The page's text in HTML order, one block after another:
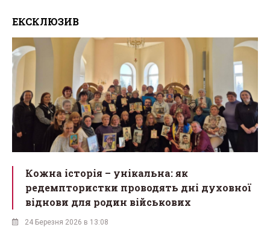
ЕКСКЛЮЗИВ
Кожна історія – унікальна: як
редемптористки проводять дні духовної
віднови для родин військових
24 Березня 2026 в 13:08